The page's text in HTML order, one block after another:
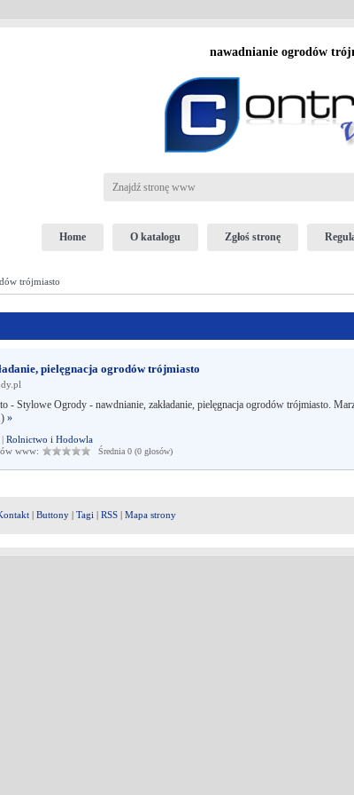
nawadnianie ogrodów
Home O katalogu Zgłoś stronę
trójmiasto
pielęgnacja ogrodów trójmiasto
- Stylowe Ogrody - nawdnianie, zakładanie, pielęgnacja ogrodów trójmiasto.
»
| Rolnictwo i Hodowla
www:
Średnia 0 (0 głosów)
| Buttony | Tagi | RSS | Mapa strony